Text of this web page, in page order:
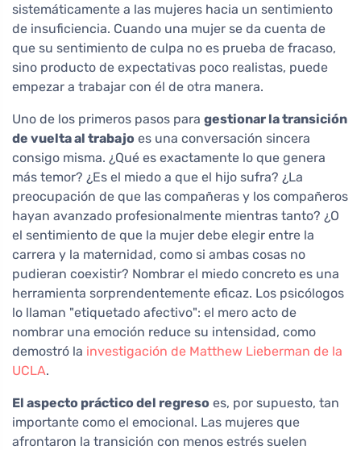
sistemáticamente a las mujeres hacia un sentimiento
de insuficiencia. Cuando una mujer se da cuenta de
que su sentimiento de culpa no es prueba de fracaso,
sino producto de expectativas poco realistas, puede
empezar a trabajar con él de otra manera.
Uno de los primeros pasos para gestionar la transición
de vuelta al trabajo es una conversación sincera
consigo misma. ¿Qué es exactamente lo que genera
más temor? ¿Es el miedo a que el hijo sufra? ¿La
preocupación de que las compañeras y los compañeros
hayan avanzado profesionalmente mientras tanto? ¿O
el sentimiento de que la mujer debe elegir entre la
carrera y la maternidad, como si ambas cosas no
pudieran coexistir? Nombrar el miedo concreto es una
herramienta sorprendentemente eficaz. Los psicólogos
lo llaman "etiquetado afectivo": el mero acto de
nombrar una emoción reduce su intensidad, como
demostró la investigación de Matthew Lieberman de la
UCLA.
El aspecto práctico del regreso es, por supuesto, tan
importante como el emocional. Las mujeres que
afrontaron la transición con menos estrés suelen